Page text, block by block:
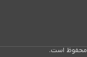
محفوظ است.